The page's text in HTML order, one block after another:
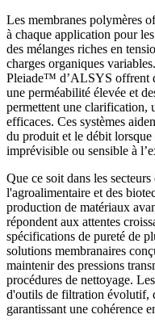
Les membranes polymères
à chaque application pour
des mélanges riches en
charges organiques
Pleiade™ d’ALSYS offrent
une perméabilité élevée et
permettent une clarification,
efficaces. Ces systèmes
du produit et le débit
imprévisible ou sensible à
Que ce soit dans les
l'agroalimentaire et des
production de matériaux
répondent aux attentes
spécifications de pureté de
solutions membranaires
maintenir des pressions
procédures de nettoyage.
d'outils de filtration évolutif,
garantissant une cohérence